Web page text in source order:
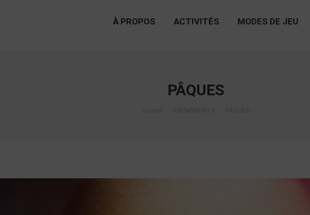
À PROPOS ACTIVITÉS MODES DE JEU
PÂQUES
À PROPOS ACTIVITÉS MODES DE JEU